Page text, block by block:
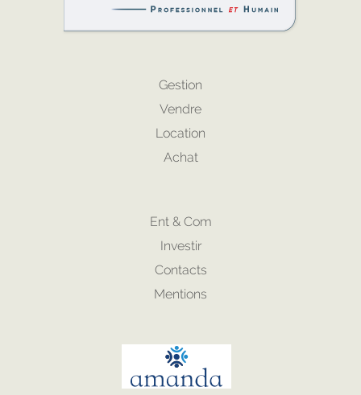
Gestion
Vendre
Location
Achat
Ent & Com
Investir
Contacts
Mentions